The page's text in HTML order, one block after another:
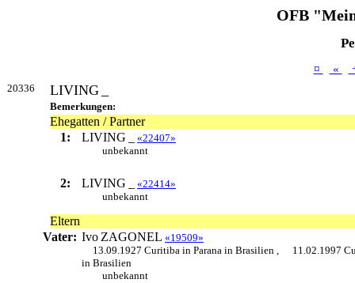
OFB
¤ «
20336 LIVING
Bemerkungen:
Ehegatten / Partner
1:
LIVING
«22407»
unbekannt
2: LIVING
«22414»
unbekannt
Eltern
Vater: Ivo ZAGONEL «19509»
13.09.1927 Curitiba in Parana in Brasilien ,
11.02.1997
in Brasilien
unbekannt